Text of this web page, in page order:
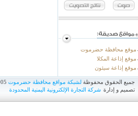
موقع محافظة حضرموت
موقع إذاعة المكلا
موقع إذاعة سيئون
جميع الحقوق محفوظة لشبكة مواقع محافظة حضرموت
تصميم و إدارة شركة التجارة الإلكترونية اليمنية المحدودة